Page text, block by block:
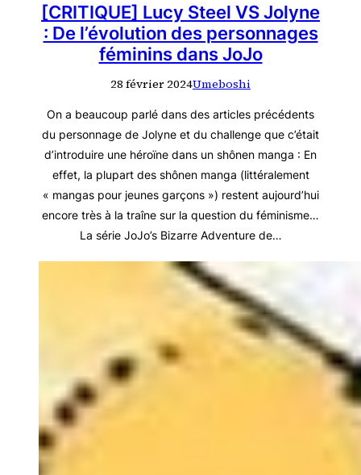
[CRITIQUE] Lucy Steel VS Jolyne
: De l’évolution des personnages
féminins dans JoJo
28 février 2024Umeboshi
On a beaucoup parlé dans des articles précédents
du personnage de Jolyne et du challenge que c’était
d’introduire une héroïne dans un shônen manga : En
effet, la plupart des shônen manga (littéralement
« mangas pour jeunes garçons ») restent aujourd’hui
encore très à la traîne sur la question du féminisme…
La série JoJo’s Bizarre Adventure de…